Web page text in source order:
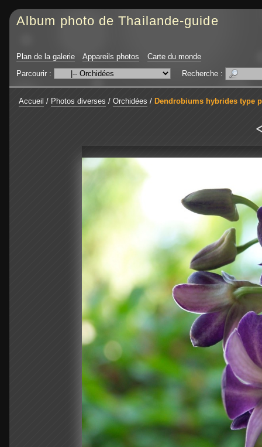
Album photo de Thailande-guide
Plan de la galerie Appareils photos
Carte du monde
Parcourir :
Recherche :
Accueil / Photos diverses / Orchidées / Dendrobiums hybrides type